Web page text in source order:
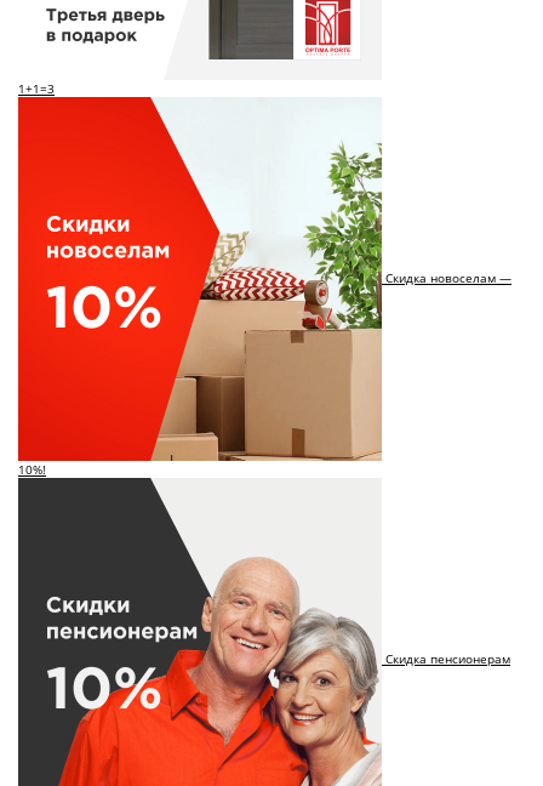
1+1=3
Скидка новоселам —
10%!
Скидка пенсионерам